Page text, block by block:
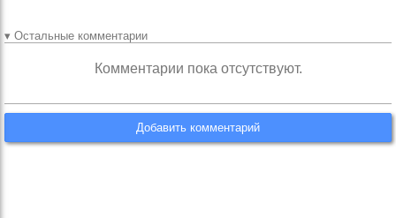
▾ Остальные комментарии
Комментарии пока отсутствуют.
Добавить комментарий